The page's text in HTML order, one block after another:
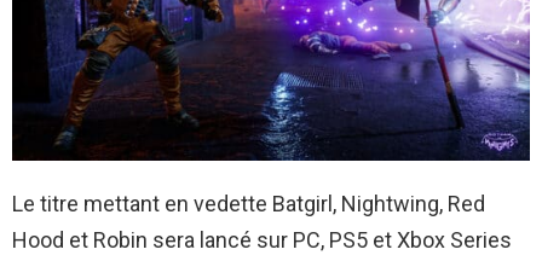
Le titre mettant en vedette Batgirl, Nightwing, Red
Hood et Robin sera lancé sur PC, PS5 et Xbox Series